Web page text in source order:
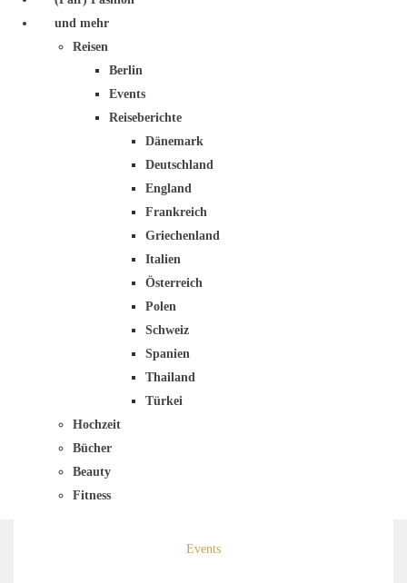
und mehr
Reisen
Berlin
Events
Reiseberichte
Dänemark
Deutschland
England
Frankreich
Griechenland
Italien
Österreich
Polen
Schweiz
Spanien
Thailand
Türkei
Hochzeit
Bücher
Beauty
Fitness
Events